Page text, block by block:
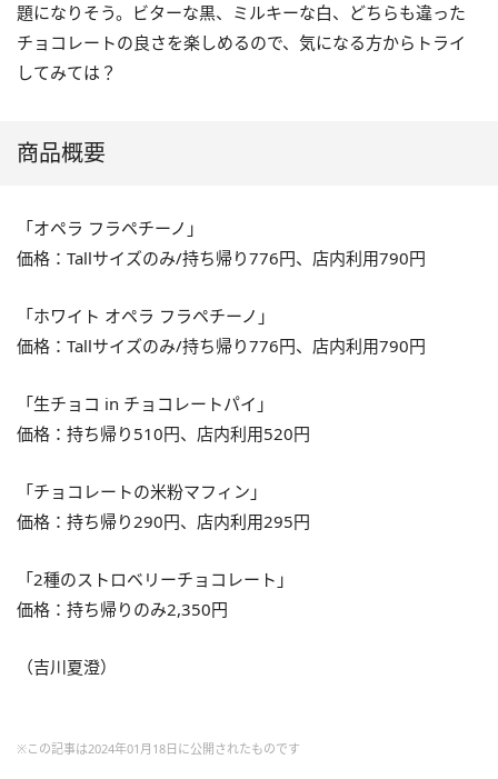
題になりそう。ビターな黒、ミルキーな白、どちらも違った
チョコレートの良さを楽しめるので、気になる方からトライ
してみては？
商品概要
「オペラ フラペチーノ」
価格：Tallサイズのみ/持ち帰り776円、店内利用790円
「ホワイト オペラ フラペチーノ」
価格：Tallサイズのみ/持ち帰り776円、店内利用790円
「生チョコ in チョコレートパイ」
価格：持ち帰り510円、店内利用520円
「チョコレートの米粉マフィン」
価格：持ち帰り290円、店内利用295円
「2種のストロベリーチョコレート」
価格：持ち帰りのみ2,350円
（吉川夏澄）
※この記事は2024年01月18日に公開されたものです